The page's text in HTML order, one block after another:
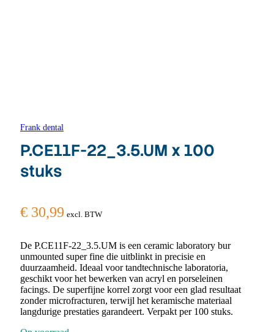
Frank dental
P.CE11F-22_3.5.UM x 100
stuks
€ 30,99 excl. BTW
De P.CE11F-22_3.5.UM is een ceramic laboratory bur
unmounted super fine die uitblinkt in precisie en
duurzaamheid. Ideaal voor tandtechnische laboratoria,
geschikt voor het bewerken van acryl en porseleinen
facings. De superfijne korrel zorgt voor een glad resultaat
zonder microfracturen, terwijl het keramische materiaal
langdurige prestaties garandeert. Verpakt per 100 stuks.